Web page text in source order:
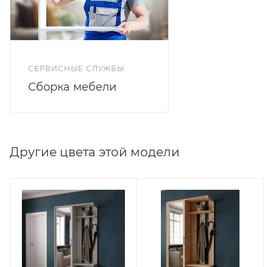
СЕРВИСНЫЕ СЛУЖБЫ
Сборка мебели
Другие цвета этой модели